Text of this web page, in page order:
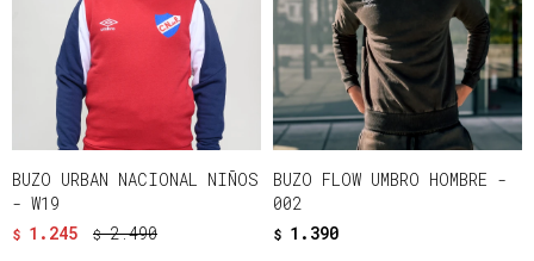
BUZO URBAN NACIONAL NIÑOS
- W19
$ 1.245 $ 2.490
BUZO FLOW UMBRO HOMBRE -
002
$ 1.390